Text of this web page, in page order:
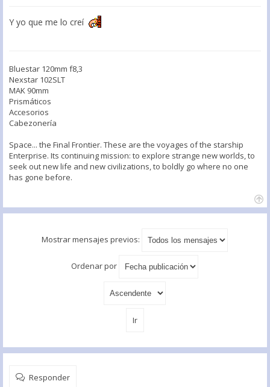
Y yo que me lo creí
Bluestar 120mm f8,3
Nexstar 102SLT
MAK 90mm
Prismáticos
Accesorios
Cabezonería
Space... the Final Frontier. These are the voyages of the starship
Enterprise. Its continuing mission: to explore strange new worlds, to
seek out new life and new civilizations, to boldly go where no one
has gone before.
Mostrar mensajes previos:
Ordenar por
Responder